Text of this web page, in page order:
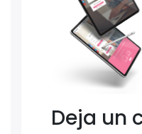
Deja un